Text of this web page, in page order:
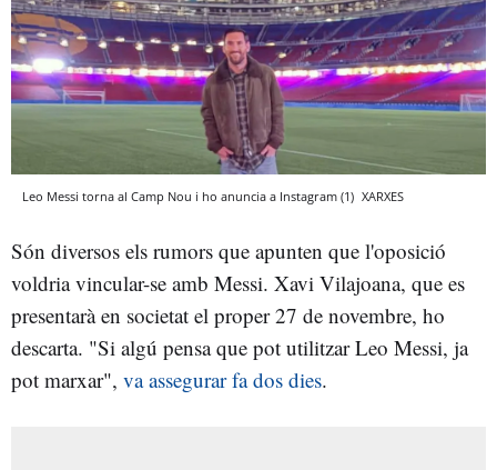
Leo Messi torna al Camp Nou i ho anuncia a Instagram (1) XARXES
Són diversos els rumors que apunten que l'oposició
voldria vincular-se amb Messi. Xavi Vilajoana, que es
presentarà en societat el proper 27 de novembre, ho
descarta. "Si algú pensa que pot utilitzar Leo Messi, ja
pot marxar", va assegurar fa dos dies.